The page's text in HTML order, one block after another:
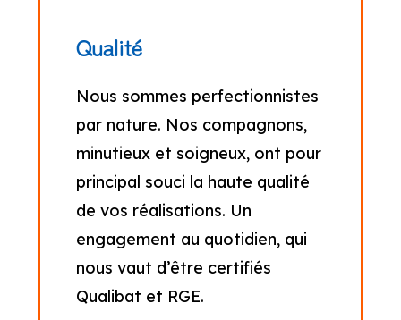
Qualité
Nous sommes perfectionnistes
par nature. Nos compagnons,
minutieux et soigneux, ont pour
principal souci la haute qualité
de vos réalisations. Un
engagement au quotidien, qui
nous vaut d’être certifiés
Qualibat et RGE.